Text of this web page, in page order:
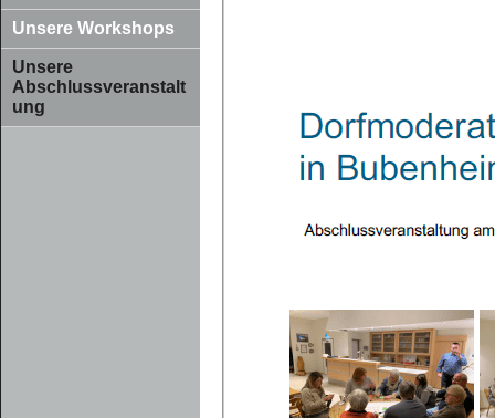
Unsere Workshops
Unsere
Abschlussveranstalt
ung